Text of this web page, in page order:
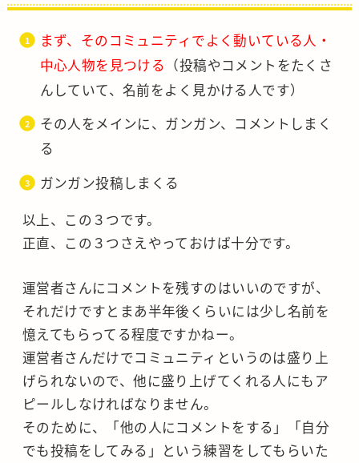
まず、そのコミュニティでよく動いている人・
中心人物を見つける （投稿やコメントをたくさ
んしていて、名前をよく見かける人です）
その人をメインに、ガンガン、コメントしまく
る
ガンガン投稿しまくる
以上、この３つです。
正直、この３つさえやっておけば十分です。
運営者さんにコメントを残すのはいいのですが、
それだけですとまあ半年後くらいには少し名前を
憶えてもらってる程度ですかねー。
運営者さんだけでコミュニティというのは盛り上
げられないので、他に盛り上げてくれる人にもア
ピールしなければなりません。
そのために、「他の人にコメントをする」「自分
でも投稿をしてみる」という練習をしてもらいた